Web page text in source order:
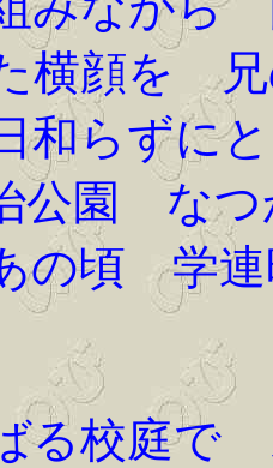
横顔を
和らずに
公園 なつ
の頃 学連
る校庭で